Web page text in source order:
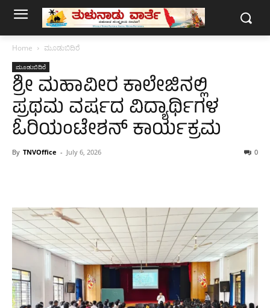
Home ಮೂಡುಬಿದಿರೆ
ಮೂಡುಬಿದಿರೆ
ಶ್ರೀ ಮಹಾವೀರ ಕಾಲೇಜಿನಲ್ಲಿ
ಪ್ರಥಮ ವರ್ಷದ ವಿದ್ಯಾರ್ಥಿಗಳ
ಓರಿಯಂಟೇಶನ್ ಕಾರ್ಯಕ್ರಮ
By TNVOffice - July 6, 2026 0